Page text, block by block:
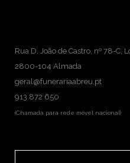
Rua D. João de Castro, nº 78-C,
2800-104 Almada
geral@funerariaabreu.pt
913 872 650
(Chamada para rede móvel nacional)